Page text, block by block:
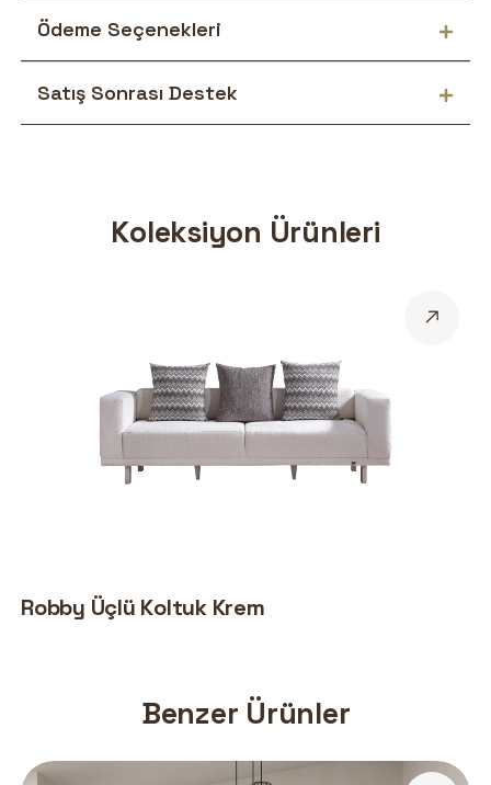
Ödeme Seçenekleri
Satış Sonrası Destek
Koleksiyon Ürünleri
Robby Üçlü Koltuk Krem
Benzer Ürünler